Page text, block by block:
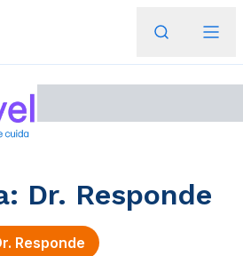
Dr. Responde
Responde